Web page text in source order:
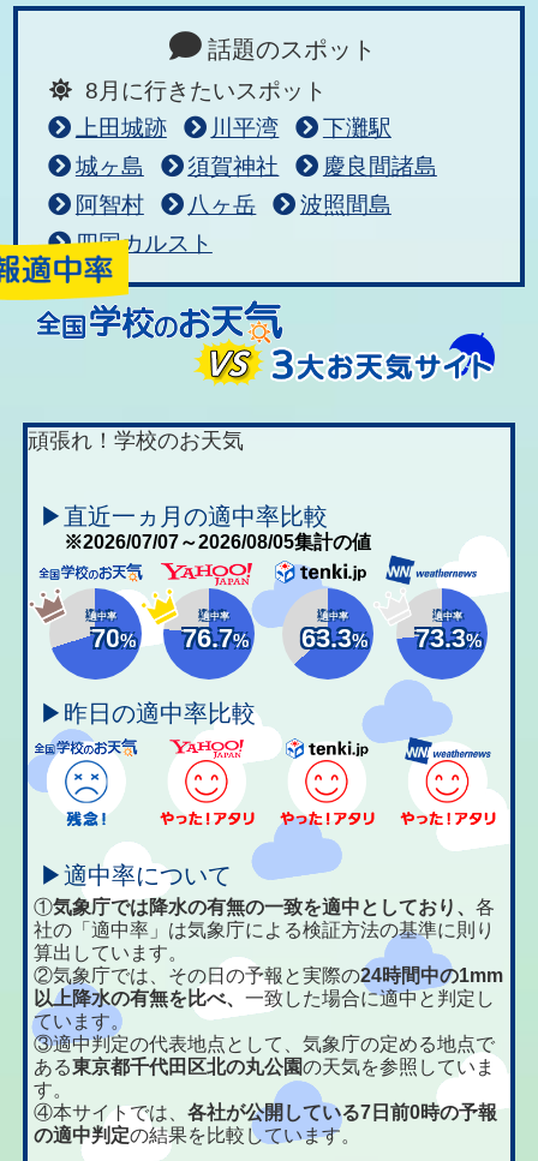
話題のスポット
8月に行きたいスポット
上田城跡
川平湾
下灘駅
城ヶ島
須賀神社
慶良間諸島
阿智村
八ヶ岳
波照間島
四国カルスト
頑張れ！学校のお天気
▶直近一ヵ月の適中率比較
※2026/07/07～2026/08/05集計の値
適中率
70%
適中率
76.7%
適中率
63.3%
適中率
73.3%
▶昨日の適中率比較
▶適中率について
①気象庁では降水の有無の一致を適中としており、各
社の「適中率」は気象庁による検証方法の基準に則り
算出しています。
②気象庁では、その日の予報と実際の24時間中の1mm
以上降水の有無を比べ、一致した場合に適中と判定し
ています。
③適中判定の代表地点として、気象庁の定める地点で
ある東京都千代田区北の丸公園の天気を参照していま
す。
④本サイトでは、各社が公開している7日前0時の予報
の適中判定の結果を比較しています。